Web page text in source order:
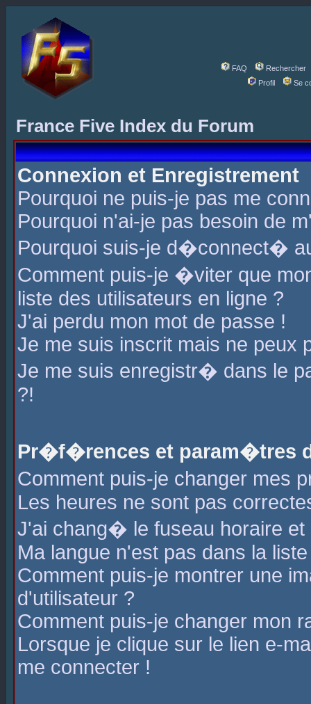
FAQ
Rechercher
Profil
Se
France Five Index du Forum
Connexion et Enregistrement
Pourquoi ne puis-je pas me
Pourquoi n'ai-je pas besoin de
Pourquoi suis-je d�connect�
Comment puis-je �viter que
liste des utilisateurs en ligne ?
J'ai perdu mon mot de passe !
Je me suis inscrit mais ne peux
Je me suis enregistr� dans le
?!
Pr�f�rences et param�tres
Comment puis-je changer mes
Les heures ne sont pas
J'ai chang� le fuseau horaire
Ma langue n'est pas dans la
Comment puis-je montrer une
d'utilisateur ?
Comment puis-je changer mon
Lorsque je clique sur le lien e-
me connecter !